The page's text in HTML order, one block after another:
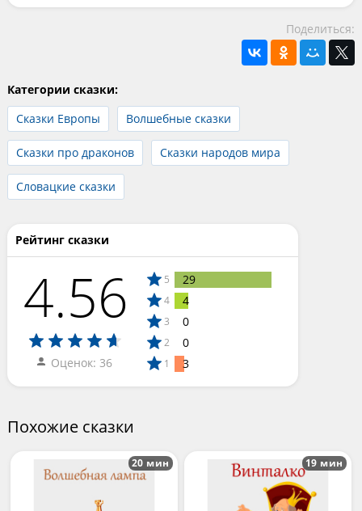
Поделиться:
Категории сказки:
Сказки Европы
Волшебные сказки
Сказки про драконов Сказки народов мира
Словацкие сказки
Рейтинг сказки
4.56
Оценок: 36
5 29
4 4
3 0
2 0
1 3
Похожие сказки
20 мин 19 мин